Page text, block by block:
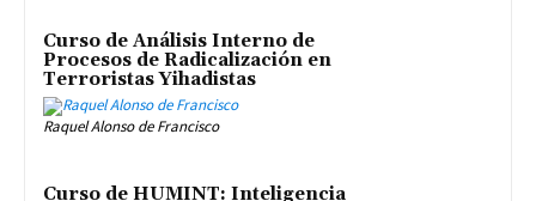
Curso de Análisis Interno de
Procesos de Radicalización en
Terroristas Yihadistas
Raquel Alonso de Francisco
Curso de HUMINT: Inteligencia